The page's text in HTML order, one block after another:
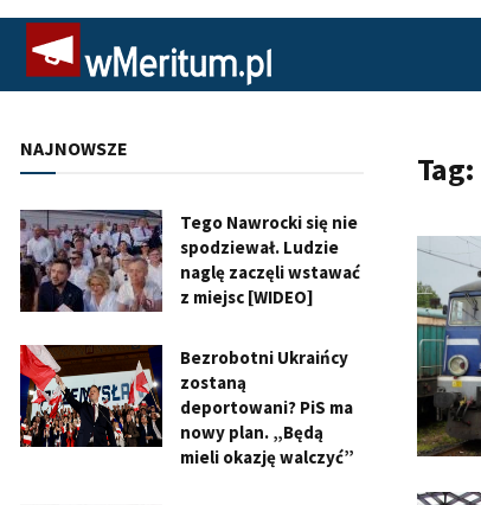
Tag:
NAJNOWSZE
Tego Nawrocki się nie
spodziewał. Ludzie
naglę zaczęli wstawać
z miejsc [WIDEO]
Bezrobotni Ukraińcy
zostaną
deportowani? PiS ma
nowy plan. „Będą
mieli okazję walczyć”